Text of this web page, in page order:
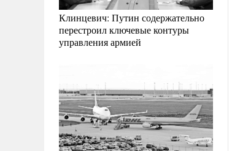
Клинцевич: Путин содержательно
перестроил ключевые контуры
управления армией